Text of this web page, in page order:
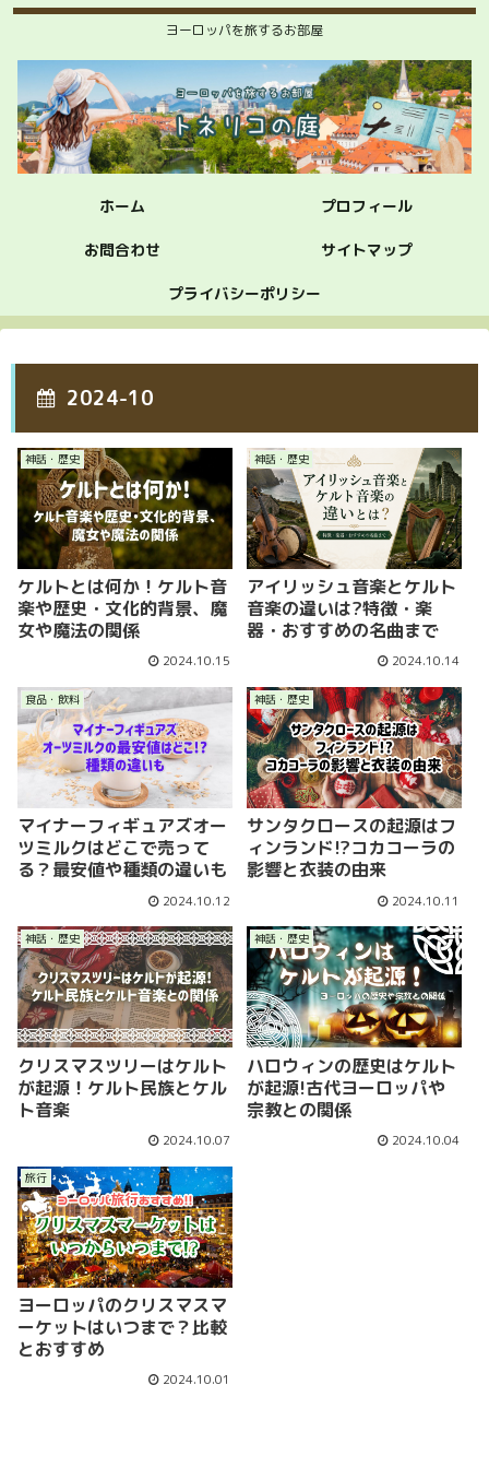
ヨーロッパを旅するお部屋
ホーム プロフィール
お問合わせ サイトマップ
プライバシーポリシー
2024-10
神話・歴史
ケルトとは何か！ケルト音
楽や歴史・文化的背景、魔
女や魔法の関係
2024.10.15
神話・歴史
アイリッシュ音楽とケルト
音楽の違いは?特徴・楽
器・おすすめの名曲まで
2024.10.14
食品・飲料
マイナーフィギュアズオー
ツミルクはどこで売って
る？最安値や種類の違いも
2024.10.12
神話・歴史
サンタクロースの起源はフ
ィンランド!?コカコーラの
影響と衣装の由来
2024.10.11
神話・歴史
クリスマスツリーはケルト
が起源！ケルト民族とケル
ト音楽
2024.10.07
神話・歴史
ハロウィンの歴史はケルト
が起源!古代ヨーロッパや
宗教との関係
2024.10.04
旅行
ヨーロッパのクリスマスマ
ーケットはいつまで？比較
とおすすめ
2024.10.01